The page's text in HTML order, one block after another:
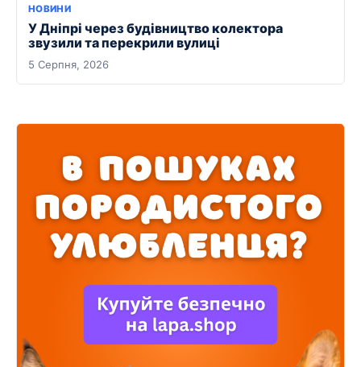
НОВИНИ
У Дніпрі через будівництво колектора
звузили та перекрили вулиці
5 Серпня, 2026